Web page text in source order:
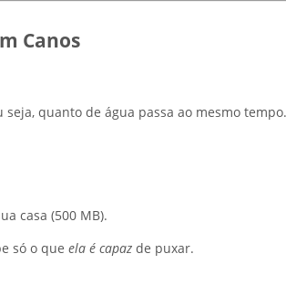
Canos
seja, quanto de água passa ao mesmo tempo.
casa (500 MB).
só o que ela é capaz de puxar.